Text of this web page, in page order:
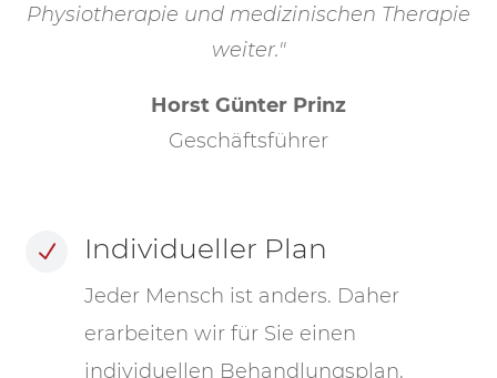
Physiotherapie und medizinischen Therapie
weiter."
Horst Günter Prinz
Geschäftsführer
N Individueller Plan
Jeder Mensch ist anders. Daher
erarbeiten wir für Sie einen
individuellen Behandlungsplan.